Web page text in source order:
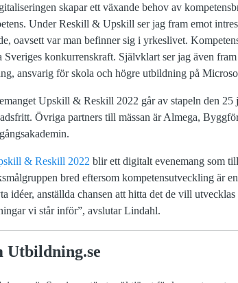
skapar ett växande behov av
Under Reskill & Upskill ser jag fram emot
oavsett var man befinner sig i yrkeslivet.
Sveriges konkurrenskraft. Självklart ser jag även
ansvarig för skola och högre utbildning på
Upskill & Reskill 2022 går av stapeln den
Övriga partners till mässan är Almega,
& Reskill 2022 blir ett digitalt evenemang som
bred eftersom kompetensutveckling är
idéer, anställda chansen att hitta det de vill
vi står inför”, avslutar Lindahl.
Utbildning.se